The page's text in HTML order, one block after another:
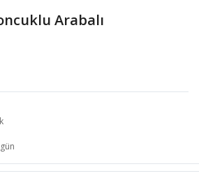
Arabalı